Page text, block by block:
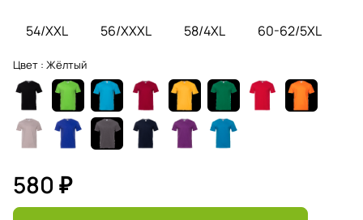
54/XXL 56/XXXL 58/4XL 60-62/5XL
Цвет : Жёлтый
580 ₽